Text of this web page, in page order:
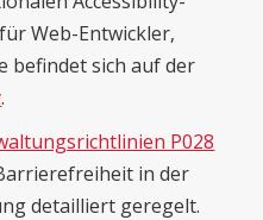
Web-Entwickler,
befindet sich auf der
.
P028
in der
detailliert geregelt.